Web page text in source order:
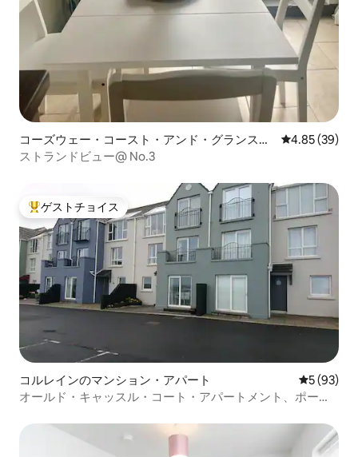
コーズウェー・コースト・アンド・グランスの
マンション・アパート
レビュー39
4.85 (39)
ストランドビュー@ No.3
大好評のゲストチョイスです。
ゲストチョイス
コルレインのマンション・アパート レビュー
5 (93)
オールド・キャッスル・コート・アパートメント、ポート